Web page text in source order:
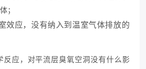
；
效应，没有纳入到温室气体排放的
反应，对平流层臭氧空洞没有什么影